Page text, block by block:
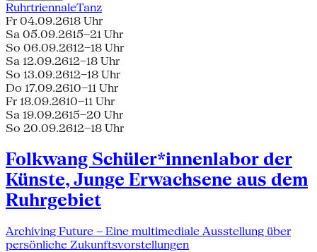
RuhrtriennaleTanz
Fr 04.09.2618 Uhr
Sa 05.09.2615–21 Uhr
So 06.09.2612–18 Uhr
Sa 12.09.2612–18 Uhr
So 13.09.2612–18 Uhr
Do 17.09.2610–11 Uhr
Fr 18.09.2610–11 Uhr
Sa 19.09.2615–20 Uhr
So 20.09.2612–18 Uhr
Folkwang Schüler*innenlabor der
Künste, Junge Erwachsene aus dem
Ruhrgebiet
Archiving Future – Eine multimediale Ausstellung über
persönliche Zukunftsvorstellungen